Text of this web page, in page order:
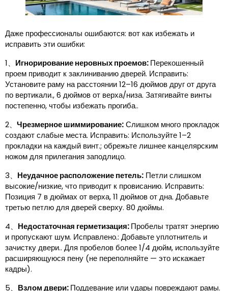
Даже профессионалы ошибаются: вот как избежать и
исправить эти ошибки:
1、 Игнорирование неровных проемов:Перекошенный
проем приводит к заклиниванию дверей. Исправить:
Установите раму на расстоянии 12–16 дюймов друг от друга
по вертикали., 6 дюймов от верха/низа. Затягивайте винты
постепенно, чтобы избежать прогиба..
2、 Чрезмерное шиммирование:Слишком много прокладок
создают слабые места. Исправить: Используйте 1–2
прокладки на каждый винт.; обрежьте лишнее канцелярским
ножом для прилегания заподлицо.
3、 Неудачное расположение петель: Петли слишком
высокие/низкие, что приводит к провисанию. Исправить:
Позиция 7 в дюймах от верха, 11 дюймов от дна. Добавьте
третью петлю для дверей сверху. 80 дюймы.
4、 Недостаточная герметизация:Пробелы тратят энергию
и пропускают шум. Исправлено.: Добавьте уплотнитель и
зачистку двери.. Для пробелов более 1/4 дюйм, используйте
расширяющуюся пену (не переполняйте — это искажает
кадры).
5、 Взлом двери:Поддевание или удары повреждают рамы.